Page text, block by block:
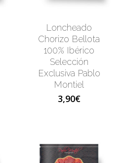
Loncheado
Chorizo Bellota
100% Ibérico
Selección
Exclusiva Pablo
Montiel
3,90€